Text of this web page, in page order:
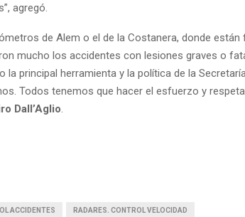
agregó.
de Alem o el de la Costanera, donde están
mucho los accidentes con lesiones graves o
la principal herramienta y la política de la
Todos tenemos que hacer el esfuerzo y
Dall’Aglio
ACCIDENTES RADARES. CONTROL VELOCIDAD